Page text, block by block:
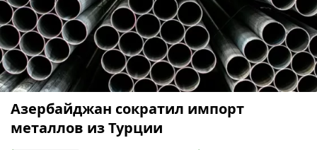
Азербайджан сократил импорт
металлов из Турции